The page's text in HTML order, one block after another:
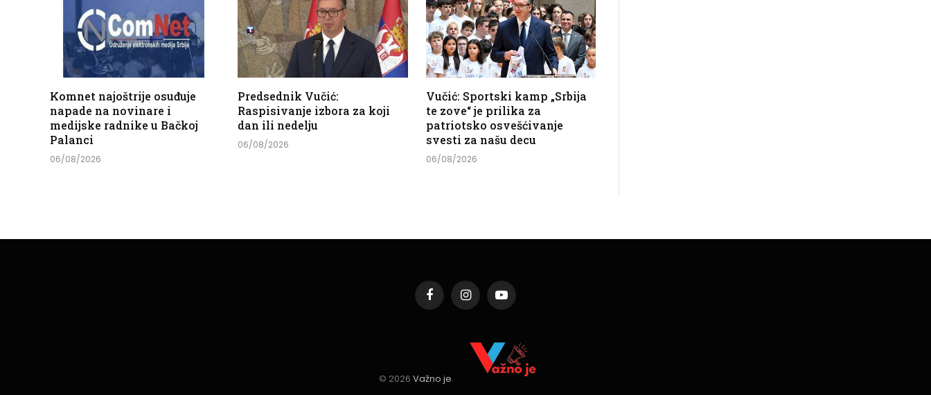
Komnet najoštrije osuđuje
napade na novinare i
medijske radnike u Bačkoj
Palanci
06/08/2026
Predsednik Vučić:
Raspisivanje izbora za koji
dan ili nedelju
06/08/2026
Vučić: Sportski kamp „Srbija
te zove“ je prilika za
patriotsko osvešćivanje
svesti za našu decu
06/08/2026
FacebookInstagramYouTube
© 2026 Važno je.